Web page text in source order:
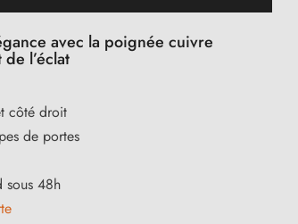
avec la poignée cuivre
l’éclat
côté droit
de portes
sous 48h